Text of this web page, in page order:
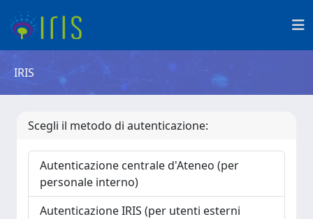
IRIS
Scegli il metodo di autenticazione:
Autenticazione centrale d'Ateneo (per
personale interno)
Autenticazione IRIS (per utenti esterni